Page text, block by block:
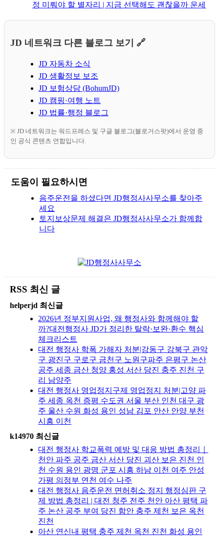
정 미뤄야 할 별자리 | 지금 선택해도 괜찮을까 운세
JD 네트워크 다른 블로그 보기 🔗
JD 자동차 소식
JD 생활정보 보조
JD 보험상담 (BohumJD)
JD 캠핑·여행 노트
JD 법률·행정 블로그
※ JD 네트워크는 워드프레스 및 구글 블로그(블로거스팟)에서 운영 중
인 공식 콘텐츠 연합입니다.
도움이 필요하시면
음주운전을 하셨다면 JD행정사사무소를 찾아주
세요
토지보상문제 해결은 JD행정사사무소가 함께합
니다
RSS 최신 글
helperjd 최신글
2026년 정부지원사업, 왜 행정사와 함께해야 할
까?대전행정사 JD가 정리한 탈락·보완·환수 핵심
체크리스트
대전 행정사 학폭 가해자 처분|강동구 강북구 관악
구 광진구 구로구 금천구 노원구파주 은평구 논산
공주 세종 금산 청양 홍성 서산 당진 충주 진천 구
리 남양주
대전 행정사 영업정지구제 영업정지 처분|고양 파
주 세종 옥천 증평 수도권 서울 부산 인천 대구 광
주 울산 수원 화성 용인 성남 김포 안산 안양 부천
시흥 이천
k14970 최신글
대전 행정사 학교폭력 예방 및 대응 방법 총정리｜
천안 파주 공주 금산 서산 당진 괴산 보은 진천 인
천 수원 용인 광명 군포 시흥 하남 이천 여주 안성
가평 의정부 연천 여수 나주
대전 행정사 음주운전 면허취소 정지 행정심판 구
제 방법 총정리 | 대전 청주 전주 천안 아산 평택 파
주 논산 공주 부여 당진 함안 충주 제천 보은 옥천
진천
아산 연신내 평택 충주 제천 옥천 진천 화성 용인